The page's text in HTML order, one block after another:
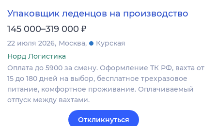
Упаковщик леденцов на производство
145 000–319 000 ₽
22 июля 2026 Москва
Курская
Норд Логистика
Оплата до 5900 за смену. Оформление ТК РФ, вахта от
15 до 180 дней на выбор, бесплатное трехразовое
питание, комфортное проживание. Оплачиваемый
отпуск между вахтами.
Откликнуться